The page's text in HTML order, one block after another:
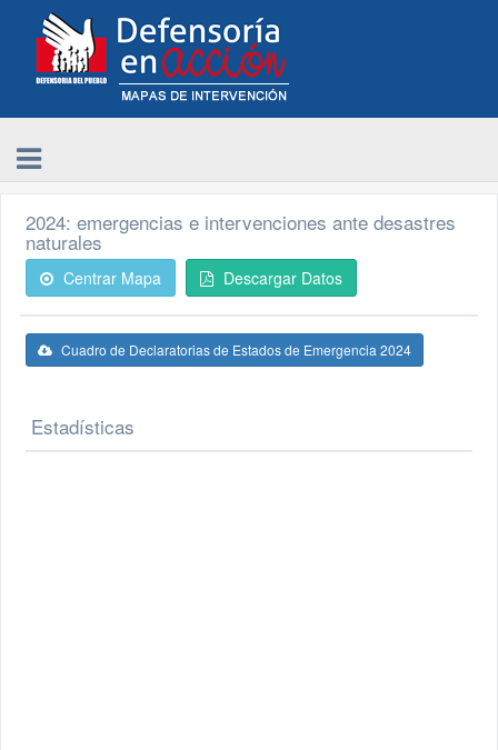
2024: emergencias e intervenciones ante desastres
naturales
Centrar Mapa Descargar Datos
Cuadro de Declaratorias de Estados de Emergencia 2024
Estadísticas